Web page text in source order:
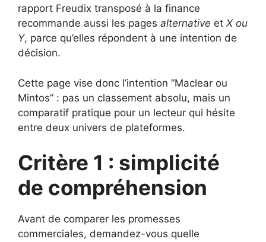
rapport Freudix transposé à la finance
recommande aussi les pages alternative et X ou
Y, parce qu’elles répondent à une intention de
décision.
Cette page vise donc l’intention “Maclear ou
Mintos” : pas un classement absolu, mais un
comparatif pratique pour un lecteur qui hésite
entre deux univers de plateformes.
Critère 1 : simplicité
de compréhension
Avant de comparer les promesses
commerciales, demandez-vous quelle